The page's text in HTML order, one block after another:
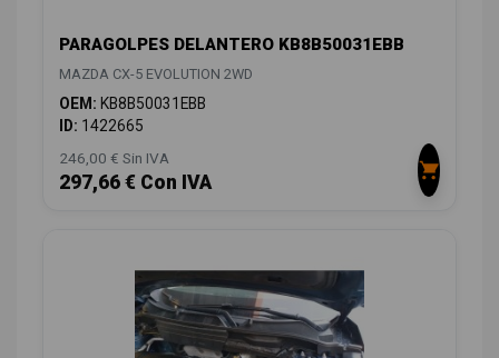
PARAGOLPES DELANTERO KB8B50031EBB
MAZDA CX-5 EVOLUTION 2WD
OEM: KB8B50031EBB
ID: 1422665
246,00 € Sin IVA
297,66 € Con IVA